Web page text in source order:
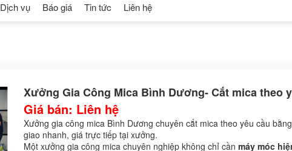
Dịch vụ Báo giá Tin tức Liên hệ
Xưởng Gia Công Mica Bình Dương- Cắt mica theo
Giá bán: Liên hệ
Xưởng gia công mica Bình Dương chuyên cắt mica theo yêu cầu
giao nhanh, giá trực tiếp tại xưởng.
Một xưởng gia công mica chuyên nghiệp không chỉ cầnmáy móc